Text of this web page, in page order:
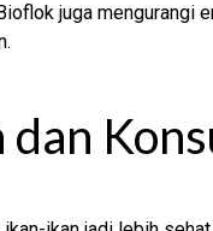
juga mengurangi